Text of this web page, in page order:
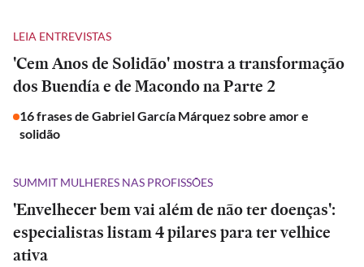
LEIA ENTREVISTAS
'Cem Anos de Solidão' mostra a transformação
dos Buendía e de Macondo na Parte 2
16 frases de Gabriel García Márquez sobre amor e
solidão
SUMMIT MULHERES NAS PROFISSÕES
'Envelhecer bem vai além de não ter doenças':
especialistas listam 4 pilares para ter velhice
ativa